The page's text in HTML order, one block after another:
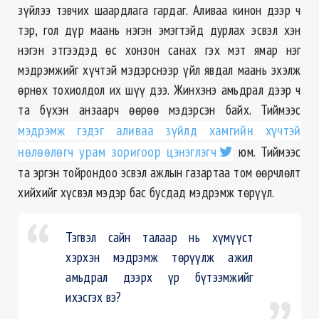
зүйлээ тэвчих шаардлага гардаг. Аливаа кинон дээр ч
тэр, гол дүр маань нэгэн эмэгтэйд дурлах эсвэл хэн
нэгэн этгээдэд ѳс хонзон санах гэх мэт ямар нэг
мэдрэмжийг хүчтэй мэдэрснээр үйл явдал маань эхэлж
ѳрнѳх тохиолдол их шүү дээ. Жинхэнэ амьдрал дээр ч
та бүхэн анзаарч ѳѳрѳѳ мэдэрсэн байх. Тиймээс
мэдрэмж гэдэг аливаа зүйлд хамгийн хүчтэй
нѳлѳѳлѳгч урам зоригоор цэнэглэгч
юм. Тиймээс
та эргэн тойрондоо эсвэл ажлын газартаа том ѳѳрчлѳлт
хийхийг хүсвэл мэдэр бас бусдад мэдрэмж тѳрүүл.
Тэгвэл сайн талаар нь хүмүүст
хэрхэн мэдрэмж тѳрүүлж ажил
амьдрал дээрх үр бүтээмжийг
ихэсгэх вэ?